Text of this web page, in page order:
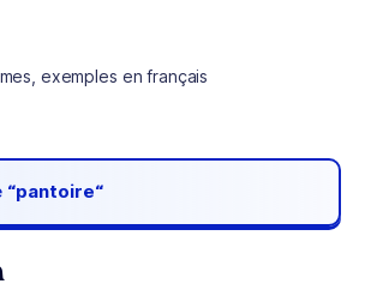
exemples en français
“pantoire“